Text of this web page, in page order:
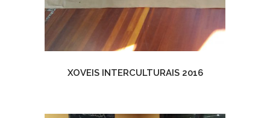
XOVEIS INTERCULTURAIS 2016